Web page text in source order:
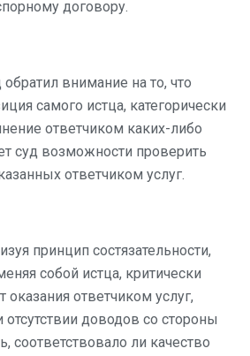
договору.
внимание на то, что
самого истца, категорически
ответчиком каких-либо
суд возможности проверить
ответчиком услуг.
принцип состязательности,
собой истца, критически
оказания ответчиком услуг,
отсутствии доводов со стороны
соответствовало ли качество